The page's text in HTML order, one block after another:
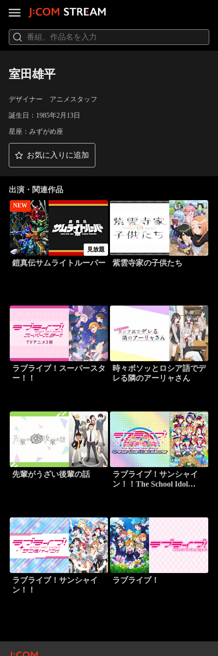
室田雄平
デザイナー アニメスタッフ
誕生日：1985年2月13日
星座：みずがめ座
お気に入りに追加
出演・関連作品
NEW
見放題
鎧真伝サムライトルーパー 紫雲寺家の子供たち
ラブライブ！スーパースタ
ー！！
時々ボソッとロシア語でデ
レる隣のアーリャさん
先輩がうざい後輩の話
ラブライブ！サンシャイ
ン！！The School Idol
ラブライブ！サンシャイ
ン！！
ラブライブ！